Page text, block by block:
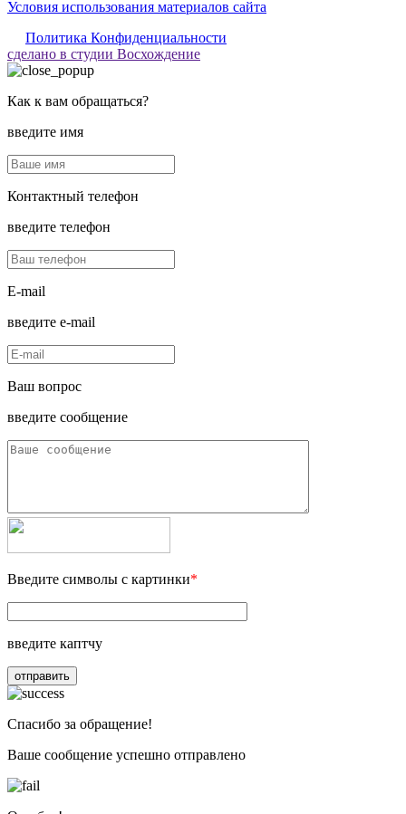
Условия использования материалов сайта
Политика Конфиденциальности
сделано в студии Восхождение
Как к вам обращаться?
введите имя
Контактный телефон
введите телефон
E-mail
введите e-mail
Ваш вопрос
введите сообщение
Введите символы с картинки*
введите каптчу
отправить
Спасибо за обращение!
Ваше сообщение успешно отправлено